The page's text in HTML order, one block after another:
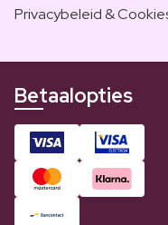
Privacybeleid &
Betaalopties